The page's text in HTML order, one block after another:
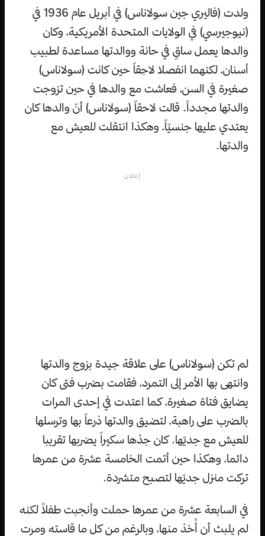
ولدت (فاليري جين سولاناس) في أبريل عام 1936 في
(نيوجيرسي) في الولايات المتحدة الأمريكية، وكان
والدها يعمل ساقٍ في حانة ووالدتها مساعدة لطبيب
أسنان، لكنهما انفصلا لاحِقاً حين كانت (سولاناس)
صغيرة في السن، فعاشت مع والدها في حين تزوجت
والدتها مجدداً. قالت لاحقاً (سولاناس) أنّ والدها كان
يعتدي عليها جنسيّاً، وهكذا انتقلت للعيش مع
والدتها.
إعلان
لم تكن (سولاناس) على علاقة جيدة بزوج والدتها
وانتهى بها الأمر إلى التمرد، فقامت بضرب فتى كان
يضايق فتاة صغيرة، كما اعتدت في إحدى المرات
بالضرب على راهبة، لتضيق والدتها ذرعاً بها وترسلها
للعيش مع جديّها. كان جدُها سكيراً يضربها تقريبا
دائما، وهكذا حين أتمت الخامسة عشرة من عمرها
تركت منزل جديّها لتصبح متشردة.
في السابعة عشرة من عمرها حملت وأنجبت طفلاً لكنه
لم يلبث أن أُخذ منها، وبالرغم من كل ما قاسته ومرت